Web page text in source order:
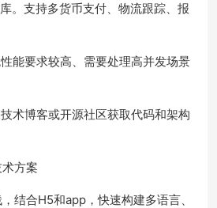
。支持多货币支付、物流跟踪、报
能要求较高、需要处理高并发场景
术博客或开源社区获取代码和架构
方案
结合H5和app，快速构建多语言、